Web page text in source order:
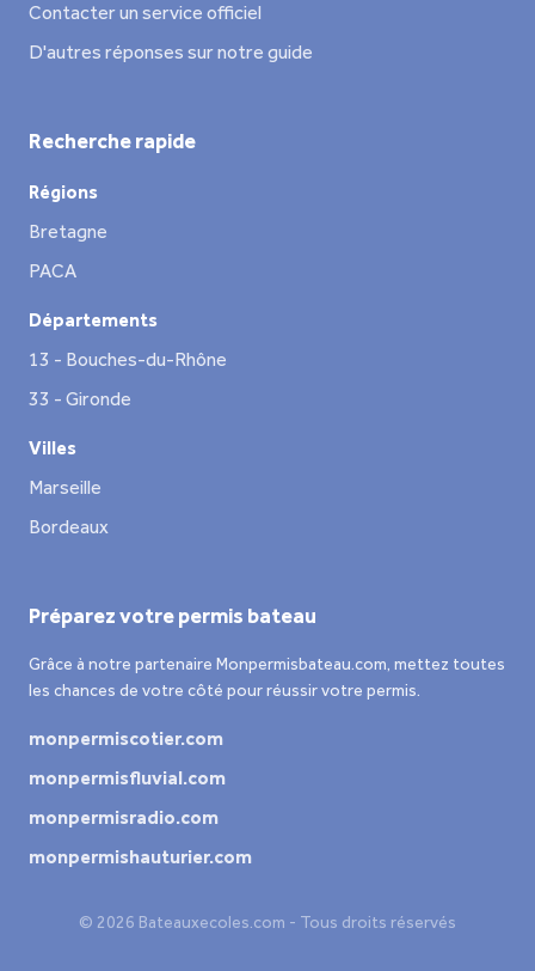
Contacter un service officiel
D'autres réponses sur notre guide
Recherche rapide
Régions
Bretagne
PACA
Départements
13 - Bouches-du-Rhône
33 - Gironde
Villes
Marseille
Bordeaux
Préparez votre permis bateau
Grâce à notre partenaire Monpermisbateau.com, mettez toutes
les chances de votre côté pour réussir votre permis.
monpermiscotier.com
monpermisfluvial.com
monpermisradio.com
monpermishauturier.com
© 2026 Bateauxecoles.com - Tous droits réservés